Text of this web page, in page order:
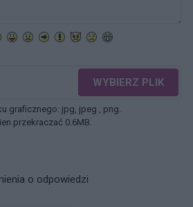
WYBIERZ PLIK
graficznego: jpg, jpeg , png.
przekraczać 0.6MB.
o odpowiedzi